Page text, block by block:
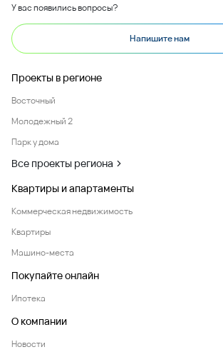
У вас появились вопросы?
Напишите нам
Проекты в регионе
Восточный
Молодежный 2
Парк у дома
Все проекты региона
Квартиры и апартаменты
Коммерческая недвижимость
Квартиры
Машино-места
Покупайте онлайн
Ипотека
О компании
Новости